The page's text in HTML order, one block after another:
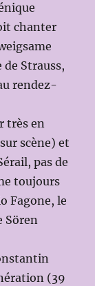
chanter
de Strauss,
rendez-
très en
scène) et
pas de
toujours
Fagone, le
Sören
(39